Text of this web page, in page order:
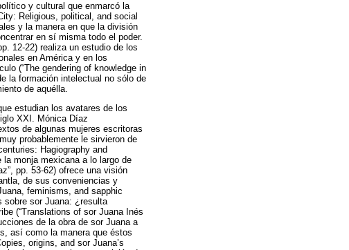
y cultural que enmarcó la
Religious, political, and social
y la manera en que la división
en sí misma todo el poder.
12-22) realiza un estudio de los
en América y en los
(“The gendering of knowledge in
la formación intelectual no sólo de
de aquélla.
estudian los avatares de los
XXI. Mónica Díaz
de algunas mujeres escritoras
probablemente le sirvieron de
Hagiography and
la monja mexicana a lo largo de
pp. 53-62) ofrece una visión
de sus conveniencias y
feminisms, and sapphic
sobre sor Juana: ¿resulta
(“Translations of sor Juana Inés
de la obra de sor Juana a
así como la manera que éstos
origins, and sor Juana’s